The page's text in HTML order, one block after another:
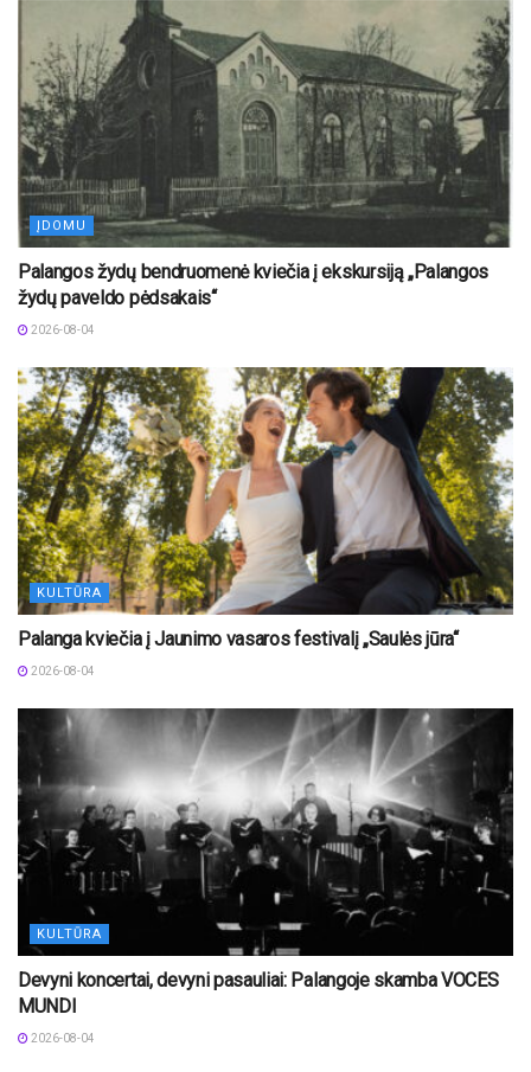
ĮDOMU
Palangos žydų bendruomenė kviečia į ekskursiją „Palangos
žydų paveldo pėdsakais“
2026-08-04
KULTŪRA
Palanga kviečia į Jaunimo vasaros festivalį „Saulės jūra“
2026-08-04
KULTŪRA
Devyni koncertai, devyni pasauliai: Palangoje skamba VOCES
MUNDI
2026-08-04